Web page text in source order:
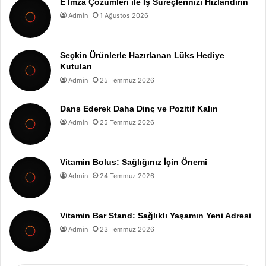
Admin 1 Ağustos 2026
Seçkin Ürünlerle Hazırlanan Lüks Hediye
Kutuları
Admin 25 Temmuz 2026
Dans Ederek Daha Dinç ve Pozitif Kalın
Admin 25 Temmuz 2026
Vitamin Bolus: Sağlığınız İçin Önemi
Admin 24 Temmuz 2026
Vitamin Bar Stand: Sağlıklı Yaşamın Yeni Adresi
Admin 23 Temmuz 2026